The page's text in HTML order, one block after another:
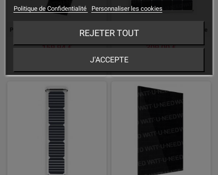
Panneau solaire 12V MX FLEX XTD PROTECT 50Wc Full Black
159,94 €
MX FLEX 140 Wc Panneau solaire
309,00 €
Politique de Confidentialité Personnaliser les cookies
REJETER TOUT
J'ACCEPTE